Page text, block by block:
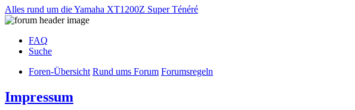
Alles rund um die Yamaha XT1200Z Super Ténéré
FAQ
Suche
Foren-Übersicht Rund ums Forum Forumsregeln
Impressum